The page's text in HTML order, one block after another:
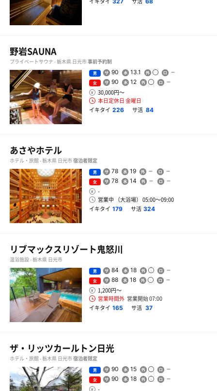
野岩SAUNA
プライベートサウナ - 栃木県 日光市事前予約制
男 90 13.1
女 90 12
30,000円〜
本日定休日 金曜日
イキタイ 226 サ活 84
あさやホテル
ホテル・旅館 - 栃木県 日光市宿泊者限定
男 78 19
女 78 14
-
営業中 （大浴場） 05:00〜09:00
イキタイ 179 サ活 324
リブマックスリゾート鬼怒川
温浴施設 - 栃木県 日光市
男 84 18
女 88 18
1,200円〜
営業時間外 営業開始 07:00
イキタイ 165 サ活 37
ザ・リッツカールトン日光
ホテル・旅館 - 栃木県 日光市宿泊者限定
男 90 15
女 90 18
-